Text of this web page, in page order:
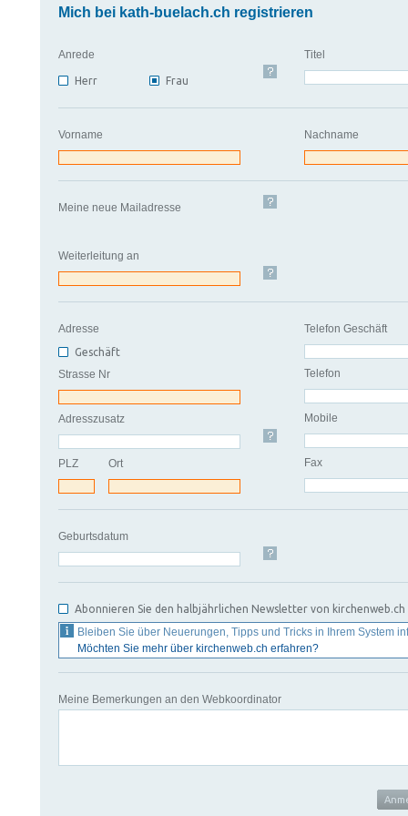
Mich bei kath-buelach.ch registrieren
Anrede
Herr Frau
Titel
Vorname Nachname
Meine neue Mailadresse
Weiterleitung an
Adresse
Geschäft
Strasse Nr
Adresszusatz
PLZ Ort
Telefon Geschäft
Telefon
Mobile
Fax
Geburtsdatum
Abonnieren Sie den halbjährlichen Newsletter von kirchenweb.ch
Bleiben Sie über Neuerungen, Tipps und Tricks in Ihrem System
Möchten Sie mehr über kirchenweb.ch erfahren?
Meine Bemerkungen an den Webkoordinator